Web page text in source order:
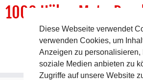
1000
DER Rundwanderweg um
Diese Webseite verwendet
verwenden Cookies, um
Anzeigen zu personalisieren,
soziale Medien anbieten zu
Zugriffe auf unsere Website